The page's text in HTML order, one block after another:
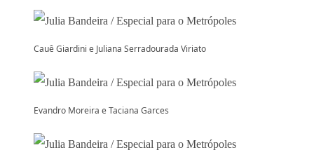
Cauê Giardini e Juliana Serradourada Viriato
Evandro Moreira e Taciana Garces